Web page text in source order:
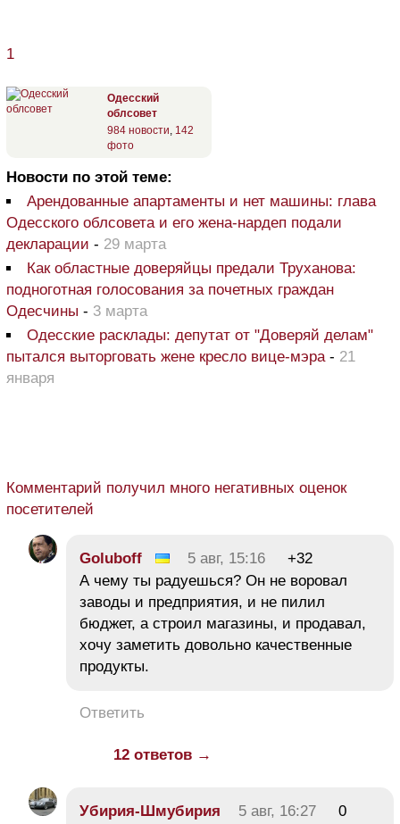
1
Одесский
облсовет
984 новости, 142
фото
Новости по этой теме:
Арендованные апартаменты и нет машины: глава
Одесского облсовета и его жена-нардеп подали
декларации - 29 марта
Как областные доверяйцы предали Труханова:
подноготная голосования за почетных граждан
Одесчины - 3 марта
Одесские расклады: депутат от "Доверяй делам"
пытался выторговать жене кресло вице-мэра- 21
января
Комментарий получил много негативных оценок
посетителей
Goluboff 5 авг, 15:16
+32
А чему ты радуешься? Он не воровал
заводы и предприятия, и не пилил
бюджет, а строил магазины, и продавал,
хочу заметить довольно качественные
продукты.
Ответить
12 ответов →
Убирия-Шмубирия 5 авг, 16:27
0